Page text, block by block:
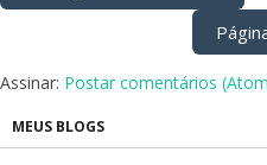
Assinar: Postar comentários
MEUS BLOGS